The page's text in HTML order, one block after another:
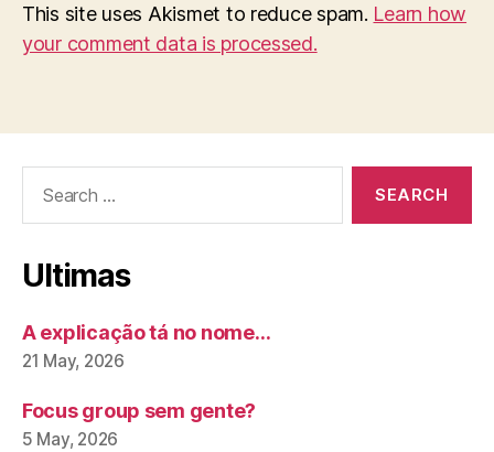
This site uses Akismet to reduce spam. Learn how
your comment data is processed.
Ultimas
A explicação tá no nome…
21 May, 2026
Focus group sem gente?
5 May, 2026